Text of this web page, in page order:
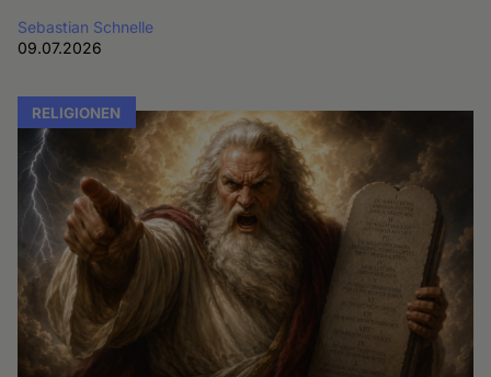
Sebastian Schnelle
09.07.2026
RELIGIONEN